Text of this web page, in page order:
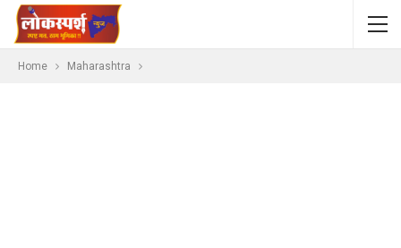
Home Maharashtra